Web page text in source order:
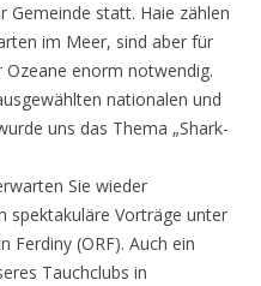
Gemeinde statt. Haie zählen
im Meer, sind aber für
Ozeane enorm notwendig.
nationalen und
uns das Thema „Shark-
Sie wieder
spektakuläre Vorträge unter
(ORF). Auch ein
Tauchclubs in